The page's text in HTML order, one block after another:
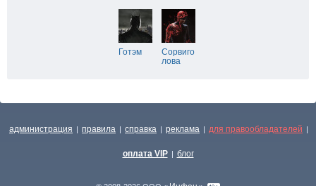
Готэм
Сорвиго
лова
администрация | правила | справка | реклама | для правообладателей |
оплата VIP | блог